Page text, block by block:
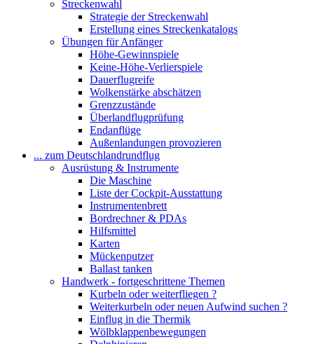
Streckenwahl
Strategie der Streckenwahl
Erstellung eines Streckenkatalogs
Übungen für Anfänger
Höhe-Gewinnspiele
Keine-Höhe-Verlierspiele
Dauerflugreife
Wolkenstärke abschätzen
Grenzzustände
Überlandflugprüfung
Endanflüge
Außenlandungen provozieren
... zum Deutschlandrundflug
Ausrüstung & Instrumente
Die Maschine
Liste der Cockpit-Ausstattung
Instrumentenbrett
Bordrechner & PDAs
Hilfsmittel
Karten
Mückenputzer
Ballast tanken
Handwerk - fortgeschrittene Themen
Kurbeln oder weiterfliegen ?
Weiterkurbeln oder neuen Aufwind suchen ?
Einflug in die Thermik
Wölbklappenbewegungen